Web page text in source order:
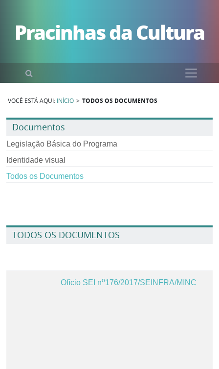
Pracinhas da Cultura
VOCÊ ESTÁ AQUI: INÍCIO > TODOS OS DOCUMENTOS
Documentos
Legislação Básica do Programa
Identidade visual
Todos os Documentos
TODOS OS DOCUMENTOS
Ofício SEI no176/2017/SEINFRA/MINC